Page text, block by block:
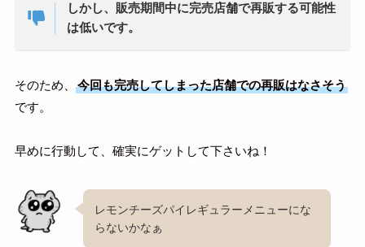
しかし、販売期間中に完売店舗で再販する可能性
は低いです。
そのため、
今回も完売してしまった店舗での再販はなさそう
です。
早めに行動して、確実にゲットして下さいね！
レモンチーズパイレギュラーメニューにな
らないかなぁ